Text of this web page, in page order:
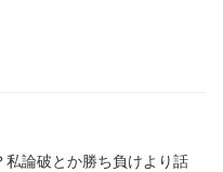
私論破とか勝ち負けより話